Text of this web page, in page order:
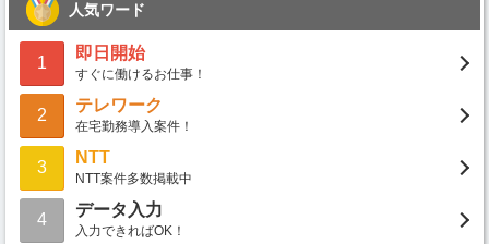
人気ワード
1
即日開始
すぐに働けるお仕事！
2
テレワーク
在宅勤務導入案件！
3
NTT
NTT案件多数掲載中
4
データ入力
入力できればOK！